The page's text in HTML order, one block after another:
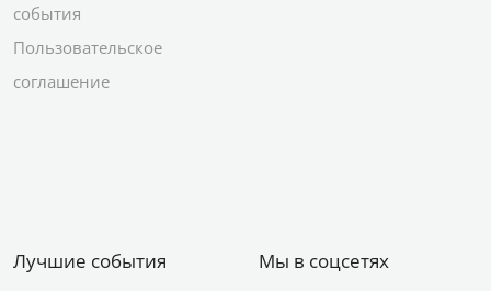
события
Пользовательское
соглашение
Лучшие события Мы в соцсетях